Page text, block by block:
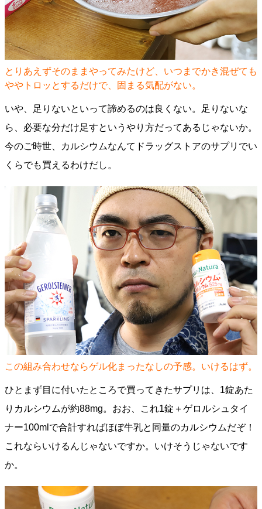
とりあえずそのままやってみたけど、いつまでかき混ぜても
ややトロッとするだけで、固まる気配がない。
いや、足りないといって諦めるのは良くない。足りないな
ら、必要な分だけ足すというやり方だってあるじゃないか。
今のご時世、カルシウムなんてドラッグストアのサプリでい
くらでも買えるわけだし。
この組み合わせならゲル化まったなしの予感。いけるはず。
ひとまず目に付いたところで買ってきたサプリは、1錠あた
りカルシウムが約88mg。おお、これ1錠＋ゲロルシュタイ
ナー100mlで合計すればほぼ牛乳と同量のカルシウムだぞ！
これならいけるんじゃないですか。いけそうじゃないです
か。